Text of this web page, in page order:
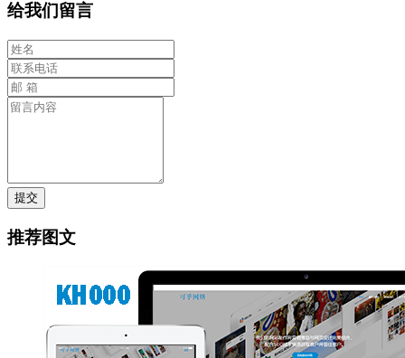
给我们留言
提交
推荐图文